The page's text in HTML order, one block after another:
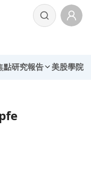
點研究報告 美股學院